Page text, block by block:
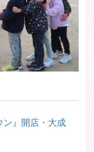
ン』開店・大成